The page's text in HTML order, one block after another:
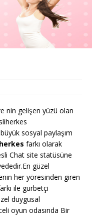
nin gelişen yüzü olan
sosyal paylaşım
farkı olarak
Chat site statüsüne
güzel
her yöresinden giren
ile gurbetçi
duygusal
oyun odasında Bir